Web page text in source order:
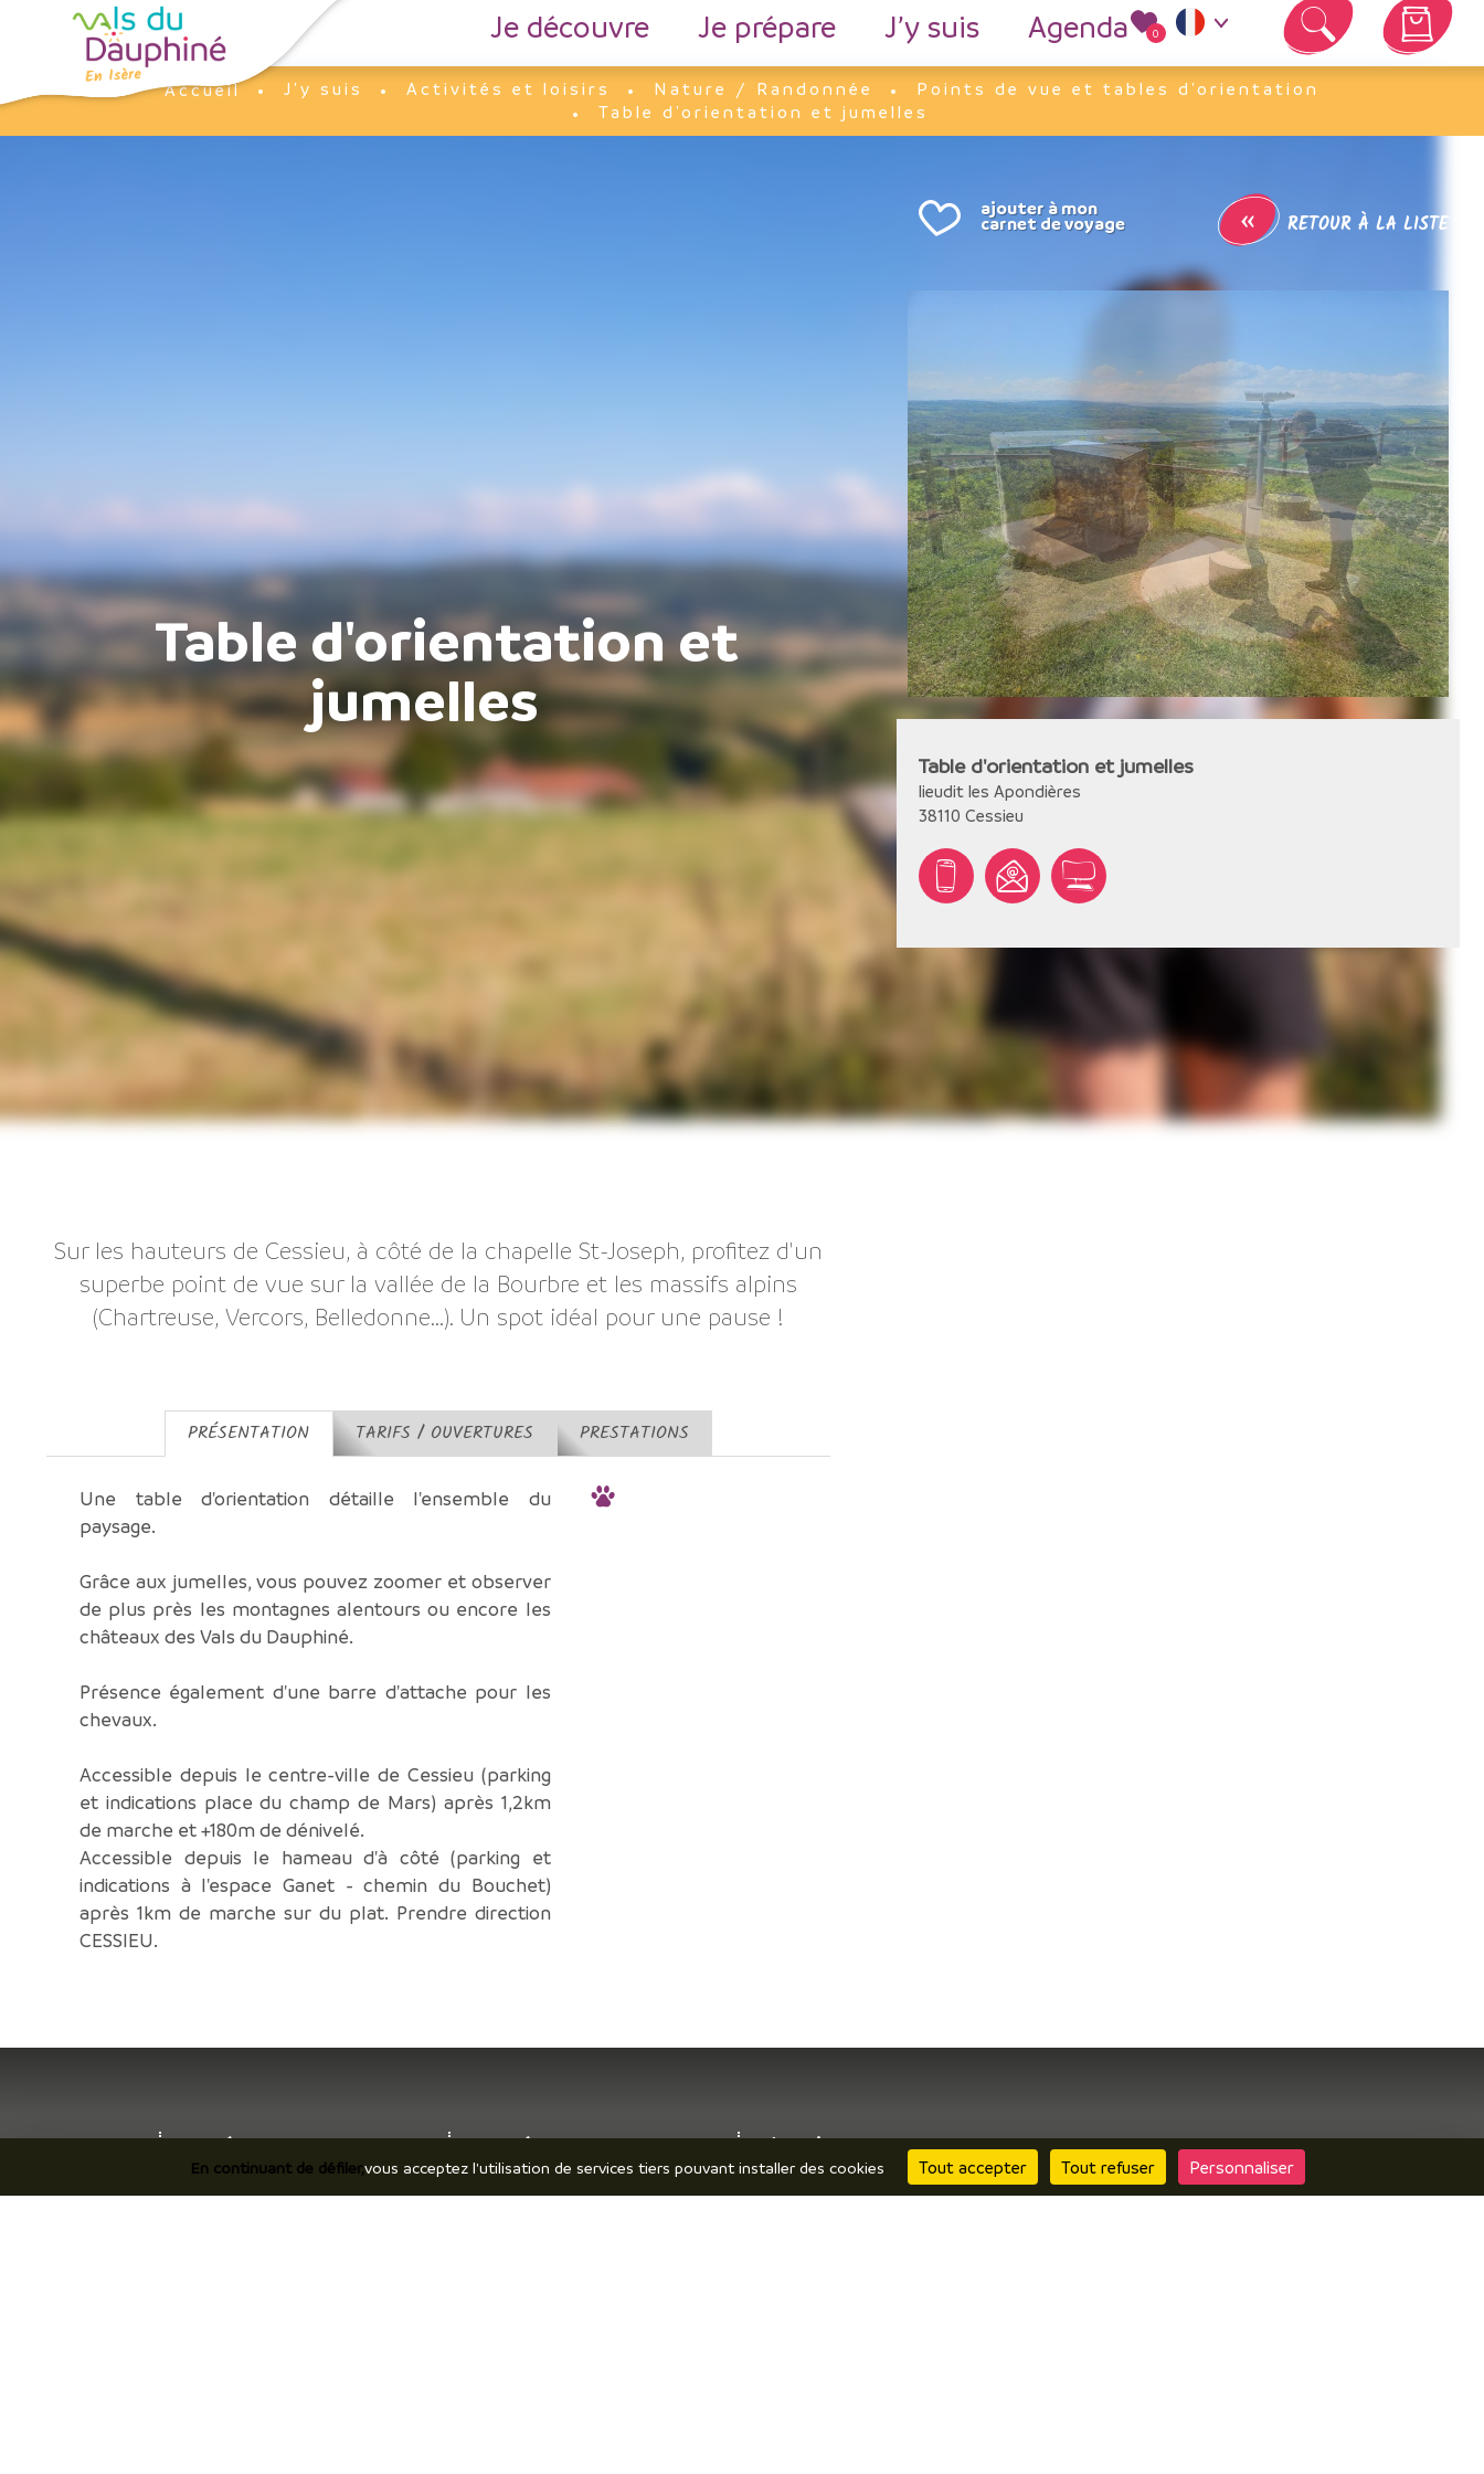
Je découvre Je prépare J’y suis Agenda 0
Votre panier est vide
Accueil
J'y suis Activités et loisirs Nature / Randonnée
Points de vue et tables d'orientation
Table d'orientation et jumelles
Table d'orientation et
jumelles
Sur les hauteurs de Cessieu, à côté de la chapelle St-Joseph, profitez d'un
superbe point de vue sur la vallée de la Bourbre et les massifs alpins
(Chartreuse, Vercors, Belledonne...). Un spot idéal pour une pause !
PRÉSENTATION TARIFS / OUVERTURES PRESTATIONS
Une table d'orientation détaille l'ensemble du
paysage.
Grâce aux jumelles, vous pouvez zoomer et observer
de plus près les montagnes alentours ou encore les
châteaux des Vals du Dauphiné.
Présence également d'une barre d'attache pour les
chevaux.
Accessible depuis le centre-ville de Cessieu (parking
et indications place du champ de Mars) après 1,2km
de marche et +180m de dénivelé.
Accessible depuis le hameau d'à côté (parking et
indications à l'espace Ganet - chemin du Bouchet)
après 1km de marche sur du plat. Prendre direction
CESSIEU.
« RETOUR À LA LISTE
Table d'orientation et jumelles
lieudit les Apondières
38110 Cessieu
Je découvre Je prépare J’y suis
Contactez nous
Questionnaire de
Panneau de gestion des cookies
En continuant de défiler,vous acceptez l'utilisation de services tiers pouvant installer des cookies Tout accepter Tout refuser Personnaliser